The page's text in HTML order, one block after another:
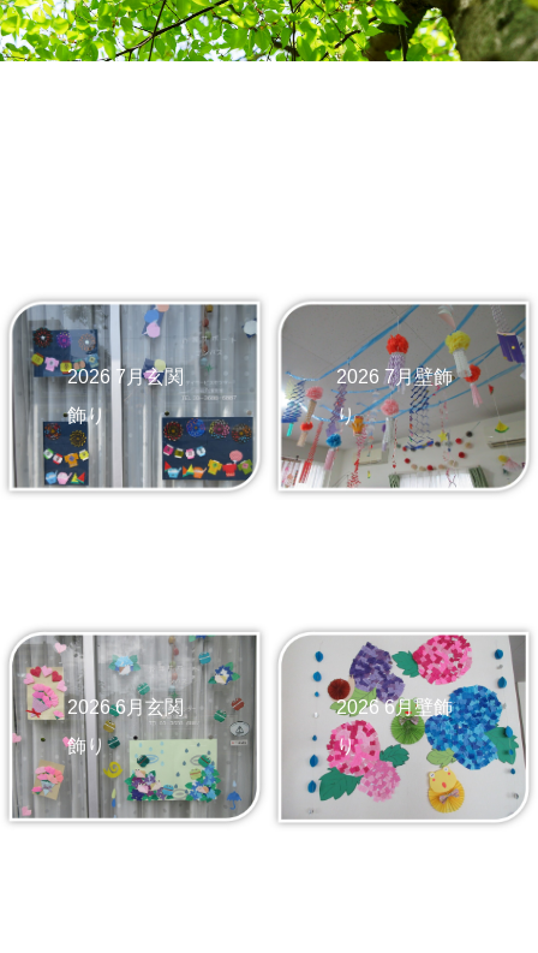
2026 7月玄関
飾り
2026 7月壁飾
り
2026 6月玄関
飾り
2026 6月壁飾
り